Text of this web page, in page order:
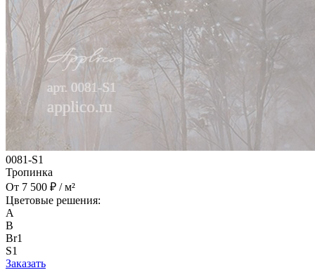
0081-S1
Тропинка
От 7 500 ₽ / м²
Цветовые решения:
A
B
Br1
S1
Заказать